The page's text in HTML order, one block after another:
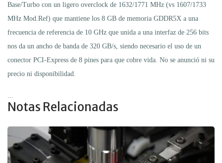
Base/Turbo con un ligero overclock de 1632/1771 MHz (vs 1607/1733
MHz Mod.Ref) que mantiene los 8 GB de memoria GDDR5X a una
frecuencia de referencia de 10 GHz que unida a una interfaz de 256 bits
nos da un ancho de banda de 320 GB/s, siendo necesario el uso de un
conector PCI-Express de 8 pines para que cobre vida. No se anunció ni su
precio ni disponibilidad.
Notas Relacionadas